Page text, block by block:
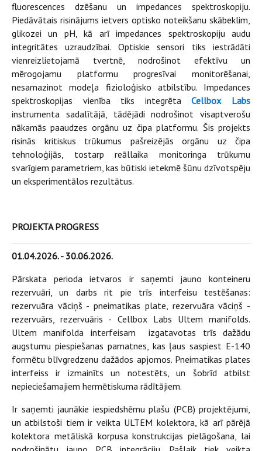
fluorescences dzēšanu un impedances spektroskopiju.
Piedāvātais risinājums ietvers optisko noteikšanu skābeklim,
glikozei un pH, kā arī impedances spektroskopiju audu
integritātes uzraudzībai. Optiskie sensori tiks iestrādāti
vienreizlietojamā tvertnē, nodrošinot efektīvu un
mērogojamu platformu progresīvai monitorēšanai,
nesamazinot modeļa fizioloģisko atbilstību. Impedances
spektroskopijas vienība tiks integrētaCellbox Labs
instrumenta sadalītājā, tādējādi nodrošinot visaptverošu
nākamās paaudzes orgānu uz čipa platformu. Šis projekts
risinās kritiskus trūkumus pašreizējās orgānu uz čipa
tehnoloģijās, tostarp reāllaika monitoringa trūkumu
svarīgiem parametriem, kas būtiski ietekmē šūnu dzīvotspēju
un eksperimentālos rezultātus.
PROJEKTA PROGRESS
‍01.04.2026. - 30.06.2026.
Pārskata perioda ietvaros ir saņemti jauno konteineru
rezervuāri, un darbs rit pie trīs interfeisu testēšanas:
rezervuāra vāciņš - pneimatikas plate, rezervuāra vāciņš -
rezervuārs, rezervuāris - Cellbox Labs Ultem manifolds.
Ultem manifolda interfeisam izgatavotas trīs dažādu
augstumu piespiešanas pamatnes, kas ļaus saspiest E-140
formētu blīvgredzenu dažādos apjomos. Pneimatikas plates
interfeiss ir izmainīts un notestēts, un šobrīd atbilst
nepieciešamajiem hermētiskuma rādītājiem.
Ir saņemti jaunākie iespiedshēmu plašu (PCB) projektējumi,
un atbilstoši tiem ir veikta ULTEM kolektora, kā arī pārējā
kolektora metāliskā korpusa konstrukcijas pielāgošana, lai